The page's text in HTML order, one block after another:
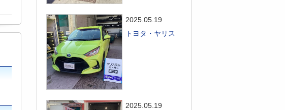
2025.05.19
トヨタ・ヤリス
2025.05.19